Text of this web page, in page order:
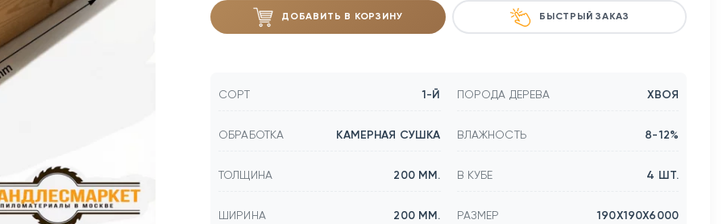
ДОБАВИТЬ В КОРЗИНУ БЫСТРЫЙ ЗАКАЗ
СОРТ 1-Й ПОРОДА ДЕРЕВА ХВОЯ
ОБРАБОТКА КАМЕРНАЯ СУШКА ВЛАЖНОСТЬ 8-12%
ТОЛЩИНА 200 ММ. В КУБЕ 4 ШТ.
ШИРИНА 200 ММ. РАЗМЕР 190Х190Х6000